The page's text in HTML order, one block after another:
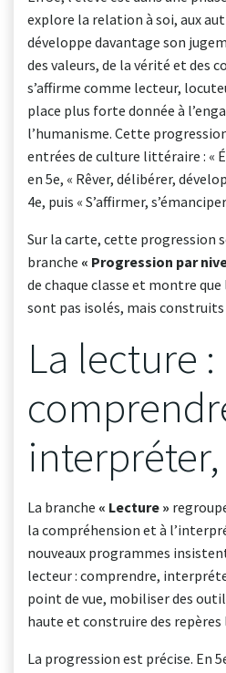
explore la relation à soi, aux
développe davantage son
des valeurs, de la vérité et des
s’affirme comme lecteur,
place plus forte donnée à
l’humanisme. Cette
entrées de culture littéraire : «
en 5e, « Rêver, délibérer,
4e, puis « S’affirmer,
Sur la carte, cette progression
branche « Progression par
de chaque classe et montre
sont pas isolés, mais
La lecture :
La branche « Lecture »
la compréhension et à
nouveaux programmes
lecteur : comprendre,
point de vue, mobiliser des
haute et construire des
La progression est précise. En